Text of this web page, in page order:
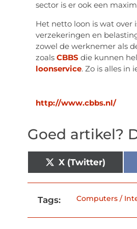
sector is er ook een
Het netto loon is wat over
verzekeringen en
zowel de werknemer als
zoals CBBS die kunnen
loonservice. Zo is alles in
http://www.cbbs.nl/
Goed artikel?
X (Twitter)
Tags: Computers /